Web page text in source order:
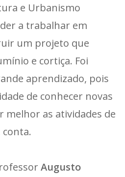
e Urbanismo
a trabalhar em
um projeto que
e cortiça. Foi
aprendizado, pois
de conhecer novas
melhor as atividades de
Augusto